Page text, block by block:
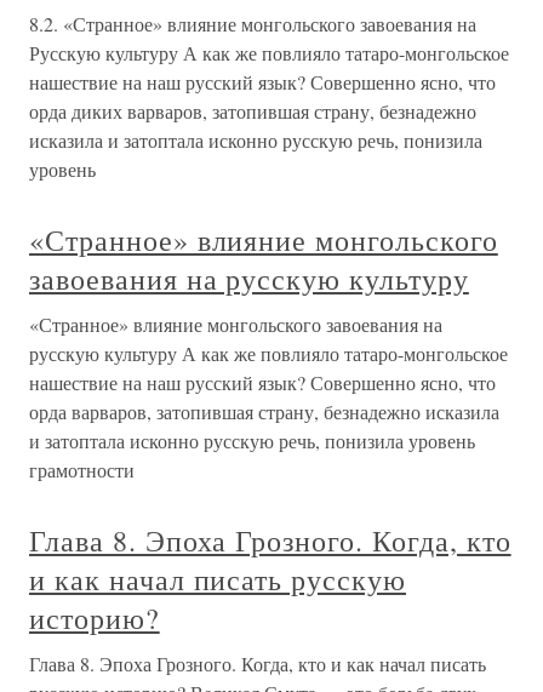
8.2. «Странное» влияние монгольского завоевания на
Русскую культуру А как же повлияло татаро-монгольское
нашествие на наш русский язык? Совершенно ясно, что
орда диких варваров, затопившая страну, безнадежно
исказила и затоптала исконно русскую речь, понизила
уровень
«Странное» влияние монгольского
завоевания на русскую культуру
«Странное» влияние монгольского завоевания на
русскую культуру А как же повлияло татаро-монгольское
нашествие на наш русский язык? Совершенно ясно, что
орда варваров, затопившая страну, безнадежно исказила
и затоптала исконно русскую речь, понизила уровень
грамотности
Глава 8. Эпоха Грозного. Когда, кто
и как начал писать русскую
историю?
Глава 8. Эпоха Грозного. Когда, кто и как начал писать